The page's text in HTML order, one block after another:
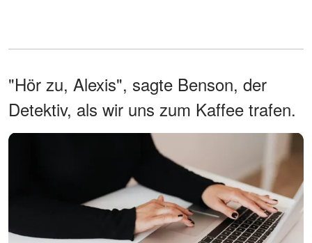
"Hör zu, Alexis", sagte Benson, der
Detektiv, als wir uns zum Kaffee trafen.